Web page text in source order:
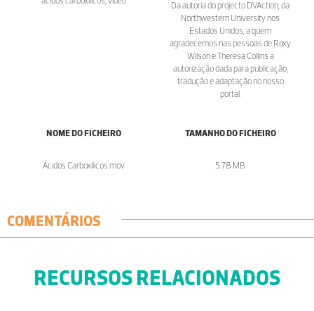
Da autoria do projecto DVAction, da
Northwestern University nos
Estados Unidos, a quem
agradecemos nas pessoas de Roxy
Wilson e Theresa Collins a
autorização dada para publicação,
tradução e adaptação no nosso
portal.
NOME DO FICHEIRO
Ácidos Carboxílicos.mov
TAMANHO DO FICHEIRO
5.78 MB
COMENTÁRIOS
RECURSOS RELACIONADOS